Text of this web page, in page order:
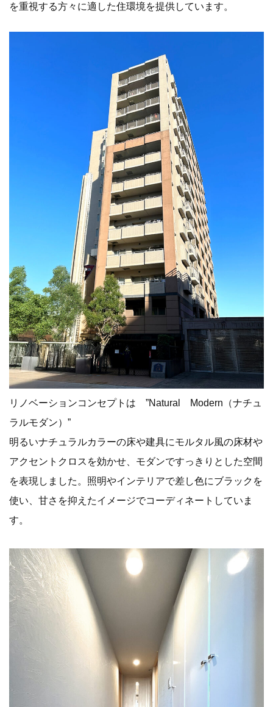
を重視する方々に適した住環境を提供しています。
リノベーションコンセプトは ”Natural Modern（ナチュ
ラルモダン）”
明るいナチュラルカラーの床や建具にモルタル風の床材や
アクセントクロスを効かせ、モダンですっきりとした空間
を表現しました。照明やインテリアで差し色にブラックを
使い、甘さを抑えたイメージでコーディネートしていま
す。